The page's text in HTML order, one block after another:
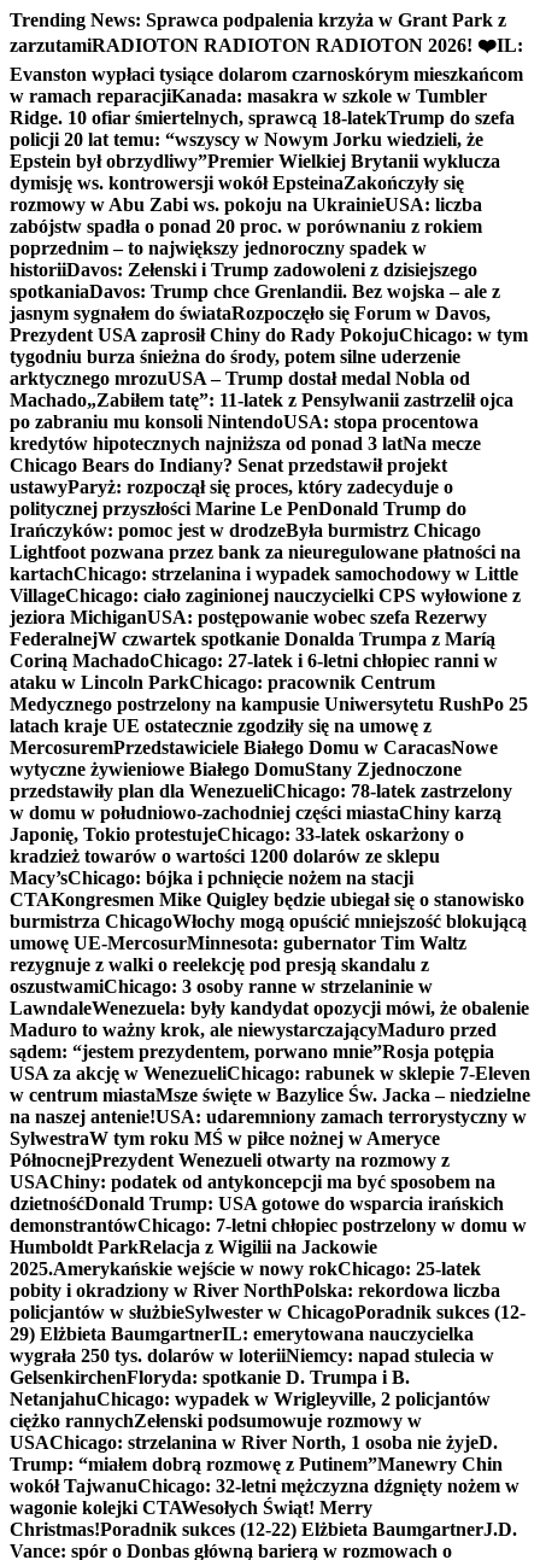
Skip
to
Trending News: Sprawca podpalenia krzyża w Grant Park z
zarzutamiRADIOTON RADIOTON RADIOTON 2026! ❤️IL:
Evanston wypłaci tysiące dolarom czarnoskórym mieszkańcom
w ramach reparacjiKanada: masakra w szkole w Tumbler
Ridge. 10 ofiar śmiertelnych, sprawcą 18-latekTrump do szefa
policji 20 lat temu: “wszyscy w Nowym Jorku wiedzieli, że
Epstein był obrzydliwy”Premier Wielkiej Brytanii wyklucza
dymisję ws. kontrowersji wokół EpsteinaZakończyły się
rozmowy w Abu Zabi ws. pokoju na UkrainieUSA: liczba
zabójstw spadła o ponad 20 proc. w porównaniu z rokiem
poprzednim – to największy jednoroczny spadek w
historiiDavos: Zełenski i Trump zadowoleni z dzisiejszego
spotkaniaDavos: Trump chce Grenlandii. Bez wojska – ale z
jasnym sygnałem do świataRozpoczęło się Forum w Davos,
Prezydent USA zaprosił Chiny do Rady PokojuChicago: w tym
tygodniu burza śnieżna do środy, potem silne uderzenie
arktycznego mrozuUSA – Trump dostał medal Nobla od
Machado„Zabiłem tatę”: 11-latek z Pensylwanii zastrzelił ojca
po zabraniu mu konsoli NintendoUSA: stopa procentowa
kredytów hipotecznych najniższa od ponad 3 latNa mecze
Chicago Bears do Indiany? Senat przedstawił projekt
ustawyParyż: rozpoczął się proces, który zadecyduje o
politycznej przyszłości Marine Le PenDonald Trump do
Irańczyków: pomoc jest w drodzeByła burmistrz Chicago
Lightfoot pozwana przez bank za nieuregulowane płatności na
kartachChicago: strzelanina i wypadek samochodowy w Little
VillageChicago: ciało zaginionej nauczycielki CPS wyłowione z
jeziora MichiganUSA: postępowanie wobec szefa Rezerwy
FederalnejW czwartek spotkanie Donalda Trumpa z Maríą
Coriną MachadoChicago: 27-latek i 6-letni chłopiec ranni w
ataku w Lincoln ParkChicago: pracownik Centrum
Medycznego postrzelony na kampusie Uniwersytetu RushPo 25
latach kraje UE ostatecznie zgodziły się na umowę z
MercosuremPrzedstawiciele Białego Domu w CaracasNowe
wytyczne żywieniowe Białego DomuStany Zjednoczone
przedstawiły plan dla WenezueliChicago: 78-latek zastrzelony
w domu w południowo-zachodniej części miastaChiny karzą
Japonię, Tokio protestujeChicago: 33-latek oskarżony o
kradzież towarów o wartości 1200 dolarów ze sklepu
Macy’sChicago: bójka i pchnięcie nożem na stacji
CTAKongresmen Mike Quigley będzie ubiegał się o stanowisko
burmistrza ChicagoWłochy mogą opuścić mniejszość blokującą
umowę UE-MercosurMinnesota: gubernator Tim Waltz
rezygnuje z walki o reelekcję pod presją skandalu z
oszustwamiChicago: 3 osoby ranne w strzelaninie w
LawndaleWenezuela: były kandydat opozycji mówi, że obalenie
Maduro to ważny krok, ale niewystarczającyMaduro przed
sądem: “jestem prezydentem, porwano mnie”Rosja potępia
USA za akcję w WenezueliChicago: rabunek w sklepie 7-Eleven
w centrum miastaMsze święte w Bazylice Św. Jacka – niedzielne
na naszej antenie!USA: udaremniony zamach terrorystyczny w
SylwestraW tym roku MŚ w piłce nożnej w Ameryce
PółnocnejPrezydent Wenezueli otwarty na rozmowy z
USAChiny: podatek od antykoncepcji ma być sposobem na
dzietnośćDonald Trump: USA gotowe do wsparcia irańskich
demonstrantówChicago: 7-letni chłopiec postrzelony w domu w
Humboldt ParkRelacja z Wigilii na Jackowie
2025.Amerykańskie wejście w nowy rokChicago: 25-latek
pobity i okradziony w River NorthPolska: rekordowa liczba
policjantów w służbieSylwester w ChicagoPoradnik sukces (12-
29) Elżbieta BaumgartnerIL: emerytowana nauczycielka
wygrała 250 tys. dolarów w loteriiNiemcy: napad stulecia w
GelsenkirchenFloryda: spotkanie D. Trumpa i B.
NetanjahuChicago: wypadek w Wrigleyville, 2 policjantów
ciężko rannychZełenski podsumowuje rozmowy w
USAChicago: strzelanina w River North, 1 osoba nie żyjeD.
Trump: “miałem dobrą rozmowę z Putinem”Manewry Chin
wokół TajwanuChicago: 32-letni mężczyzna dźgnięty nożem w
wagonie kolejki CTAWesołych Świąt! Merry
Christmas!Poradnik sukces (12-22) Elżbieta BaumgartnerJ.D.
Vance: spór o Donbas główną barierą w rozmowach o